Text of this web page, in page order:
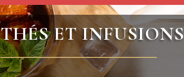
THÉS ET